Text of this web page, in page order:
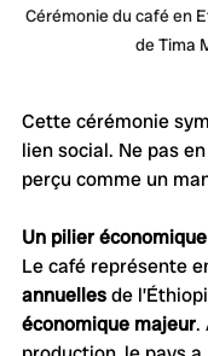
Cérémonie du café en
de Tima
Cette cérémonie
lien social. Ne pas
perçu comme un
Un pilier
Le café représente
annuelles de
économique majeur.